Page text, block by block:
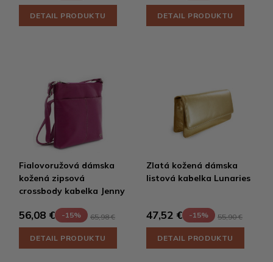
DETAIL PRODUKTU DETAIL PRODUKTU
Fialovoružová dámska
kožená zipsová
crossbody kabelka Jenny
56,08 € -15% 65,98 €
DETAIL PRODUKTU
Zlatá kožená dámska
listová kabelka Lunaries
47,52 € -15% 55,90 €
DETAIL PRODUKTU